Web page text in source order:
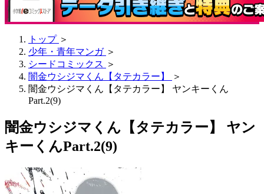
トップ ＞
少年・青年マンガ ＞
シードコミックス ＞
闇金ウシジマくん【タテカラー】
＞
闇金ウシジマくん【タテカラー】 ヤンキーくん
Part.2(9)
闇金ウシジマくん【タテカラー】 ヤン
キーくんPart.2(9)